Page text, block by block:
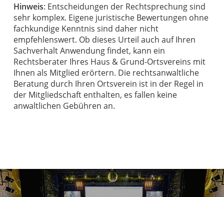
Hinweis: Entscheidungen der Rechtsprechung sind
sehr komplex. Eigene juristische Bewertungen ohne
fachkundige Kenntnis sind daher nicht
empfehlenswert. Ob dieses Urteil auch auf Ihren
Sachverhalt Anwendung findet, kann ein
Rechtsberater Ihres Haus & Grund-Ortsvereins mit
Ihnen als Mitglied erörtern. Die rechtsanwaltliche
Beratung durch Ihren Ortsverein ist in der Regel in
der Mitgliedschaft enthalten, es fallen keine
anwaltlichen Gebühren an.